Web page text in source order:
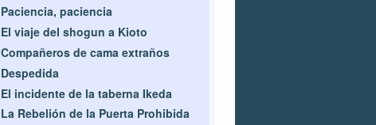
Paciencia, paciencia
El viaje del shogun a Kioto
Compañeros de cama extraños
Despedida
El incidente de la taberna Ikeda
La Rebelión de la Puerta Prohibida